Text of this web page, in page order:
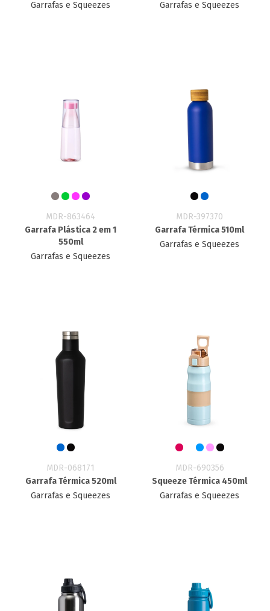
Garrafas e Squeezes Garrafas e Squeezes
MDR-863464
Garrafa Plástica 2 em 1
550ml
Garrafas e Squeezes
MDR-397370
Garrafa Térmica 510ml
Garrafas e Squeezes
MDR-068171
Garrafa Térmica 520ml
Garrafas e Squeezes
MDR-690356
Squeeze Térmica 450ml
Garrafas e Squeezes